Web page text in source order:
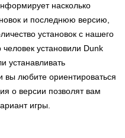
насколько
и последнюю версию,
установок с нашего
установили Dunk
устанавливать
вы любите ориентироваться
о версии позволят вам
игры.